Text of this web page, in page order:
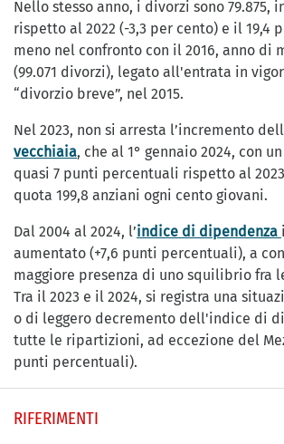
Nello stesso anno, i divorzi sono 79.875,
rispetto al 2022 (-3,3 per cento) e il 19,4
meno nel confronto con il 2016, anno di
(99.071 divorzi), legato all'entrata in
“divorzio breve”, nel 2015.
Nel 2023, non si arresta l’incremento
vecchiaia, che al 1° gennaio 2024, con
quasi 7 punti percentuali rispetto al
quota 199,8 anziani ogni cento giovani.
Dal 2004 al 2024, l’indice di dipendenza
aumentato (+7,6 punti percentuali), a
maggiore presenza di uno squilibrio fra
Tra il 2023 e il 2024, si registra una
o di leggero decremento dell'indice di
tutte le ripartizioni, ad eccezione del
punti percentuali).
RIFERIMENTI